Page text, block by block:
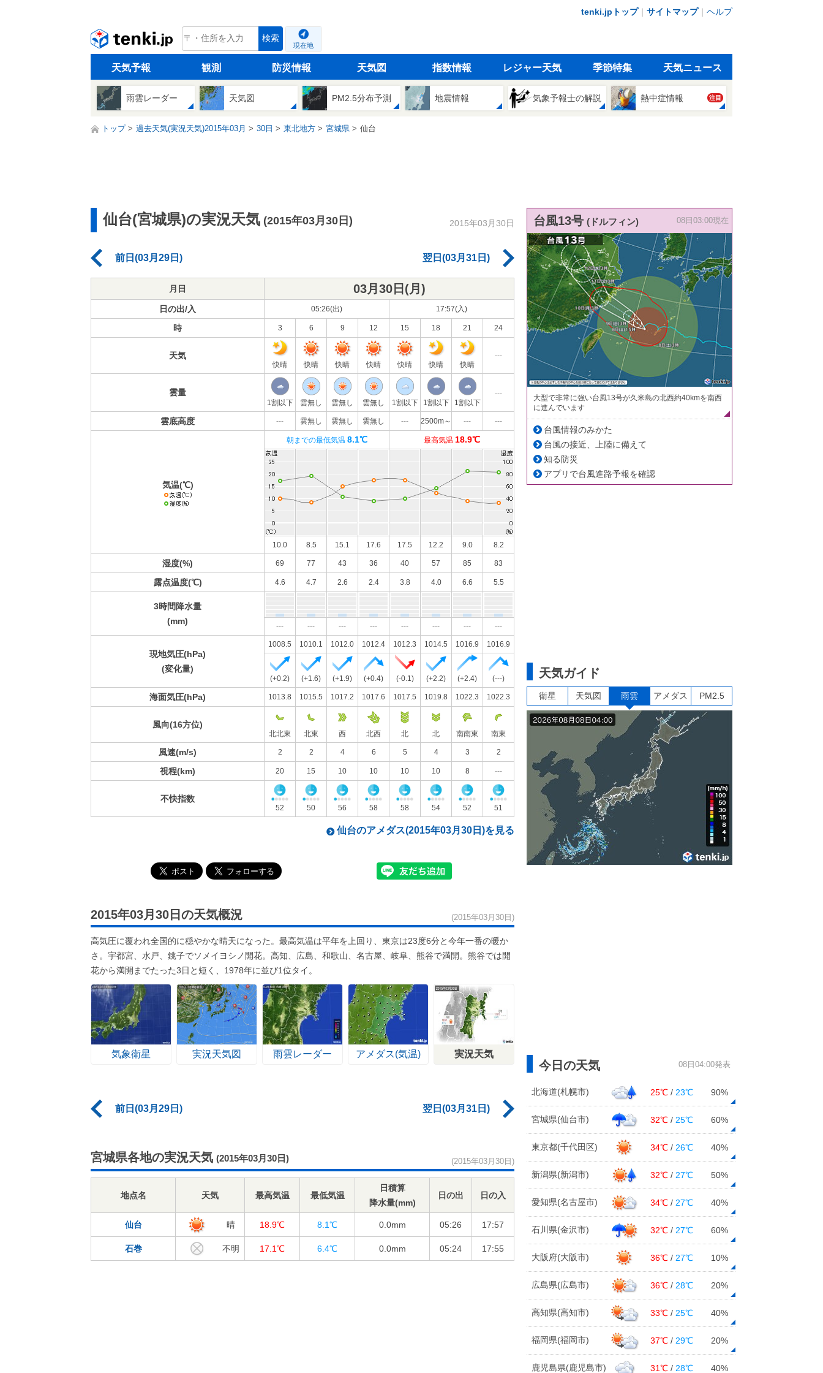
tenki.jpトップ｜ サイトマップ｜ ヘルプ
tenki.jp 検索
現在地
天気予報 観測 防災情報 天気図 指数情報 レジャー天気 季節特集 天気ニュース
雨雲レーダー 天気図 PM2.5分布予測 地震情報 気象予報士の解説 熱中症情報 注目
トップ 過去天気(実況天気)2015年03月 30日 東北地方 宮城県 仙台
仙台(宮城県)の実況天気 (2015年03月30日) 2015年03月30日
前日(03月29日) 翌日(03月31日)
月日 03月30日(月 )
日の出/入 05:26(出) 17:57(入)
時 3 6 9 12 15 18 21 24
天気
快晴 快晴 快晴 快晴 快晴 快晴 快晴
---
雲量
1割以下 雲無し 雲無し 雲無し 1割以下 1割以下 1割以下
---
雲底高度 --- 雲無し 雲無し 雲無し --- 2500m～ --- ---
気温(℃)
朝までの最低気温 8.1℃ 最高気温 18.9℃
10.0 8.5 15.1 17.6 17.5 12.2 9.0 8.2
湿度(%) 69 77 43 36 40 57 85 83
露点温度(℃) 4.6 4.7 2.6 2.4 3.8 4.0 6.6 5.5
3時間降水量
(mm)
--- --- --- --- --- --- --- ---
現地気圧(hPa)
(変化量)
1008.5 1010.1 1012.0 1012.4 1012.3 1014.5 1016.9 1016.9
(+0.2) (+1.6) (+1.9) (+0.4) (-0.1) (+2.2) (+2.4) (---)
海面気圧(hPa) 1013.8 1015.5 1017.2 1017.6 1017.5 1019.8 1022.3 1022.3
風向(16方位)
北北東 北東 西 北西 北 北 南南東 南東
風速(m/s) 2 2 4 6 5 4 3 2
視程(km) 20 15 10 10 10 10 8 ---
不快指数
52 50 56 58 58 54 52 51
仙台のアメダス(2015年03月30日)を見る
2015年03月30日の天気概況 (2015年03月30日)
高気圧に覆われ全国的に穏やかな晴天になった。最高気温は平年を上回り、東京は23度6分と今年一番の暖か
さ。宇都宮、水戸、銚子でソメイヨシノ開花。高知、広島、和歌山、名古屋、岐阜、熊谷で満開。熊谷では開
花から満開までたった3日と短く、1978年に並び1位タイ。
気象衛星 実況天気図 雨雲レーダー アメダス(気温) 実況天気
前日(03月29日) 翌日(03月31日)
宮城県各地の実況天気 (2015年03月30日) (2015年03月30日)
地点名 天気 最高気温 最低気温
日積算
降水量(mm)
日の出 日の入
仙台 晴 18.9℃ 8.1℃ 0.0mm 05:26 17:57
石巻 不明 17.1℃ 6.4℃ 0.0mm 05:24 17:55
台風13号 (ドルフィン) 08日03:00現在
大型で非常に強い台風13号が久米島の北西約40kmを南西
に進んでいます
台風情報のみかた
台風の接近、上陸に備えて
知る防災
アプリで台風進路予報を確認
天気ガイド
衛星 天気図 雨雲 アメダス PM2.5
今日の天気 08日04:00発表
北海道(札幌市) 25℃ / 23℃ 90%
宮城県(仙台市) 32℃ / 25℃ 60%
東京都(千代田区) 34℃ / 26℃ 40%
新潟県(新潟市) 32℃ / 27℃ 50%
愛知県(名古屋市) 34℃ / 27℃ 40%
石川県(金沢市) 32℃ / 27℃ 60%
大阪府(大阪市) 36℃ / 27℃ 10%
広島県(広島市) 36℃ / 28℃ 20%
高知県(高知市) 33℃ / 25℃ 40%
福岡県(福岡市) 37℃ / 29℃ 20%
鹿児島県(鹿児島市) 31℃ / 28℃ 40%